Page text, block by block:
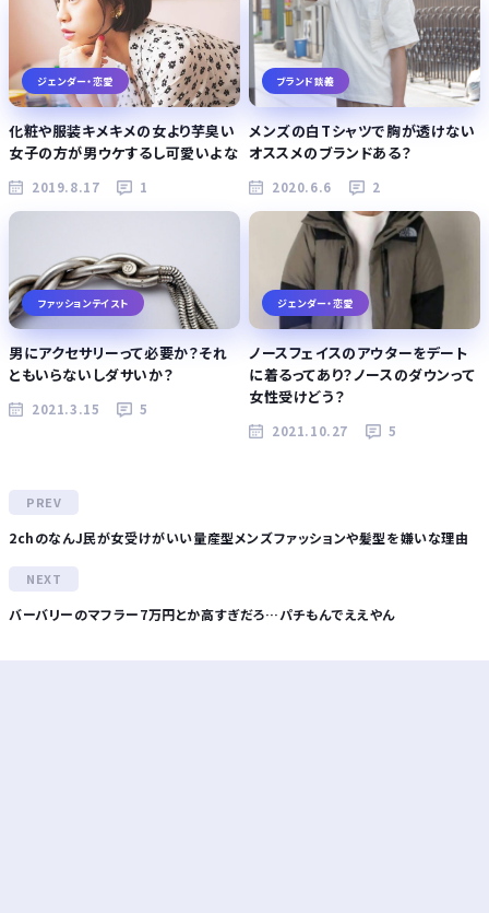
ジェンダー・恋愛
化粧や服装キメキメの女より芋臭い
女子の方が男ウケするし可愛いよな
2019.8.17 1
ブランド談義
メンズの白Tシャツで胸が透けない
オススメのブランドある？
2020.6.6 2
ファッションテイスト
男にアクセサリーって必要か？それ
ともいらないしダサいか？
2021.3.15 5
ジェンダー・恋愛
ノースフェイスのアウターをデート
に着るってあり？ノースのダウンって
女性受けどう？
2021.10.27 5
2chのなんJ民が女受けがいい量産型メンズファッションや髪型を嫌いな理由
バーバリーのマフラー7万円とか高すぎだろ…パチもんでええやん